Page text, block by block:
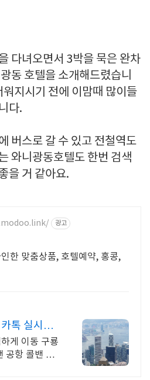
다녀오면서 3박을 묵은 완차
동 호텔을 소개해드렸습니
지시기 전에 이맘때 많이들
다.
버스로 갈 수 있고 전철역도
와니광동호텔도 한번 검색
을 거 같아요.
광고
한 맞춤상품, 호텔예약, 홍콩,
톡 실시간
게 이동 구룡
공항 콜밴 땀